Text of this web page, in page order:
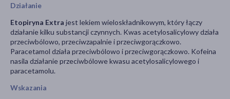
Działanie
Etopiryna Extra jest lekiem wieloskładnikowym, który łączy
działanie kilku substancji czynnych. Kwas acetylosalicylowy działa
przeciwbólowo, przeciwzapalnie i przeciwgorączkowo.
Paracetamol działa przeciwbólowo i przeciwgorączkowo. Kofeina
nasila działanie przeciwbólowe kwasu acetylosalicylowego i
paracetamolu.
Wskazania